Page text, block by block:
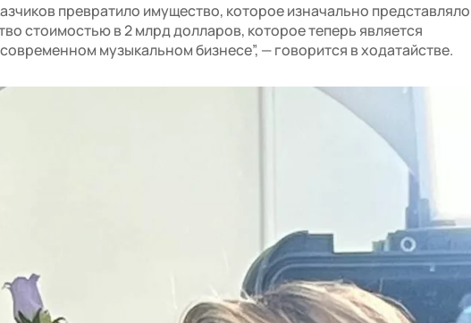
превратило имущество, которое изначально представляло
стоимостью в 2 млрд долларов, которое теперь является
музыкальном бизнесе”, — говорится в ходатайстве.